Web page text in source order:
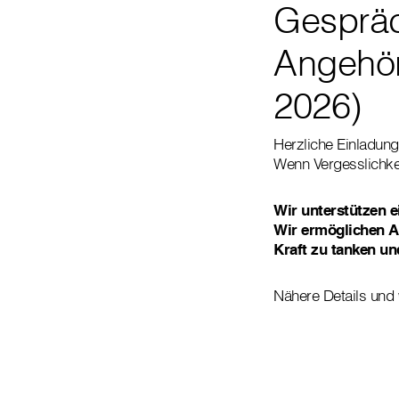
2026)
Herzliche
Wenn
Wir unterstützen
Wir ermöglichen
Kraft zu tanken
Nähere Details